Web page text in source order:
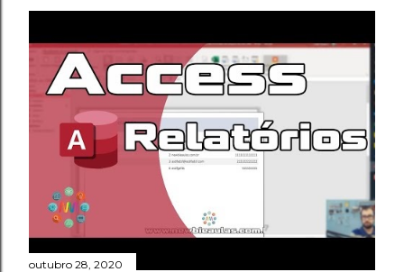
outubro 28, 2020